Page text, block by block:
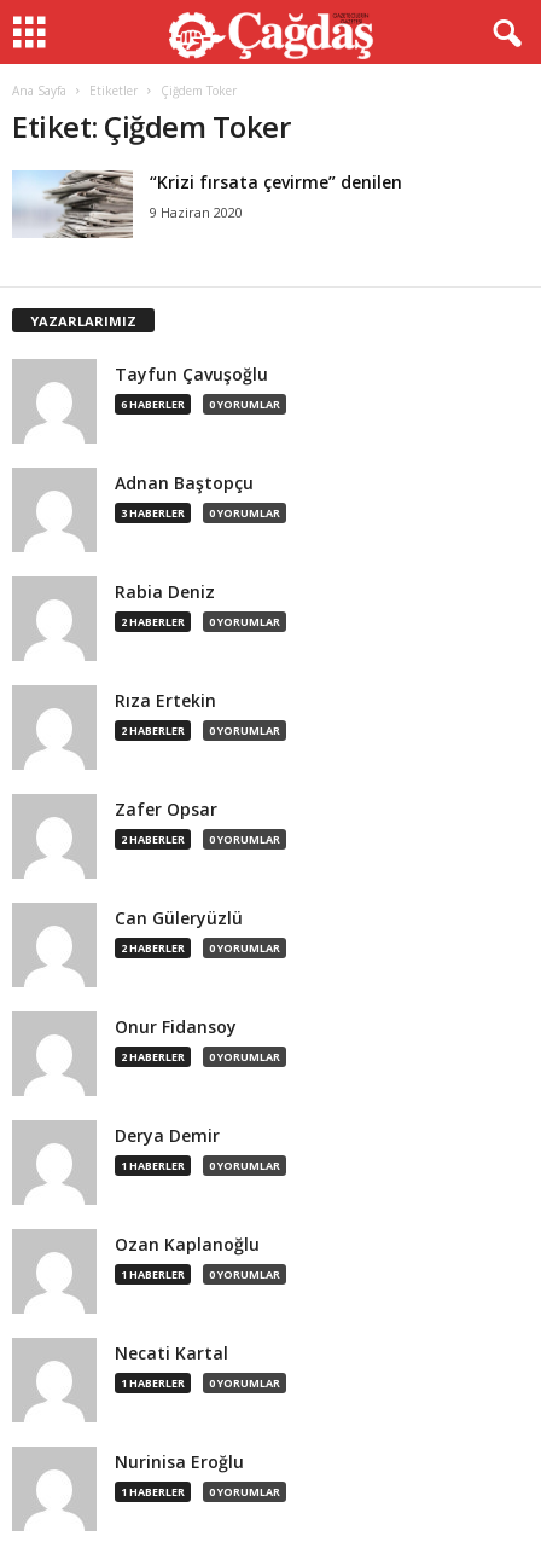
Ana Sayfa Etiketler Çiğdem Toker
Etiket: Çiğdem Toker
“Krizi fırsata çevirme” denilen
9 Haziran 2020
YAZARLARIMIZ
Tayfun Çavuşoğlu
6 HABERLER 0 YORUMLAR
Adnan Baştopçu
3 HABERLER 0 YORUMLAR
Rabia Deniz
2 HABERLER 0 YORUMLAR
Rıza Ertekin
2 HABERLER 0 YORUMLAR
Zafer Opsar
2 HABERLER 0 YORUMLAR
Can Güleryüzlü
2 HABERLER 0 YORUMLAR
Onur Fidansoy
2 HABERLER 0 YORUMLAR
Derya Demir
1 HABERLER 0 YORUMLAR
Ozan Kaplanoğlu
1 HABERLER 0 YORUMLAR
Necati Kartal
1 HABERLER 0 YORUMLAR
Nurinisa Eroğlu
1 HABERLER 0 YORUMLAR